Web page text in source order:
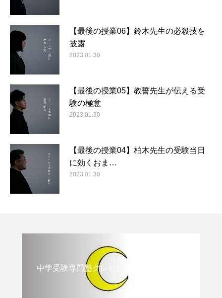
【最後の授業06】鈴木先生の必殺技を
披露
2023.01.30
【最後の授業05】教誓先生が伝える受
験の極意
2023.01.30
【最後の授業04】柏木先生の受験当日
に効くおま…
2023.01.30
中学受験専門塾クレセント